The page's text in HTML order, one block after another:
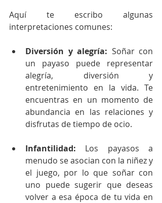
Aquí te escribo algunas
interpretaciones comunes:
Diversión y alegría: Soñar con
un payaso puede representar
alegría, diversión y
entretenimiento en la vida. Te
encuentras en un momento de
abundancia en las relaciones y
disfrutas de tiempo de ocio.
Infantilidad: Los payasos a
menudo se asocian con la niñez y
el juego, por lo que soñar con
uno puede sugerir que deseas
volver a esa época de tu vida en